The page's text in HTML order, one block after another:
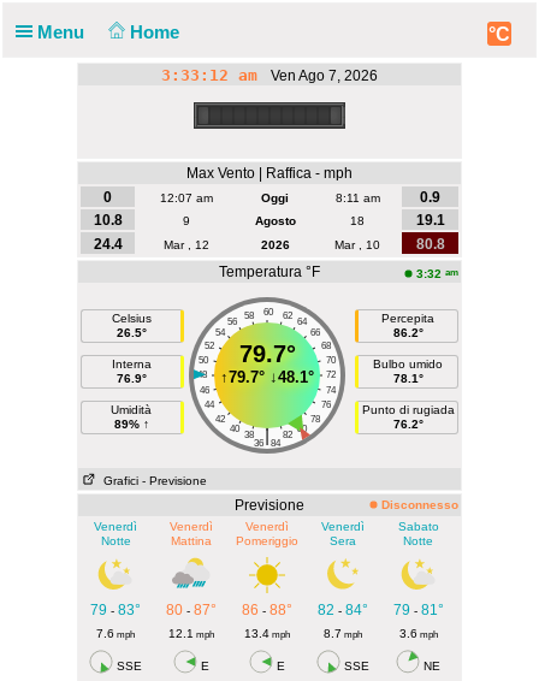
Menu Home °C
3:33:12 am Ven Ago 7, 2026
Max Vento | Raffica - mph
0
12:07 am Oggi 8:11 am
0.9
10.8
9 Agosto 18
19.1
24.4
Mar , 12 2026 Mar , 10
80.8
Temperatura °F
3:32 am
Celsius
26.5°
Interna
76.9°
Umidità
89% ↑
60
58 62
56
64
54
66
52
68
50
70
48
72
46
74
44
76
42
78
40
80
38 82
|
36 84
79.7°
↑79.7° ↓48.1°
Percepita
86.2°
Bulbo umido
78.1°
Punto di rugiada
76.2°
Grafici - Previsione
Previsione
Disconnesso
Venerdì
Notte
Venerdì
Mattina
Venerdì
Pomeriggio
Venerdì
Sera
Sabato
Notte
79 - 83° 80- 87° 86 - 88° 82 - 84° 79 - 81°
7.6 mph 12.1 mph 13.4mph 8.7 mph 3.6 mph
SSE E E SSE
NE